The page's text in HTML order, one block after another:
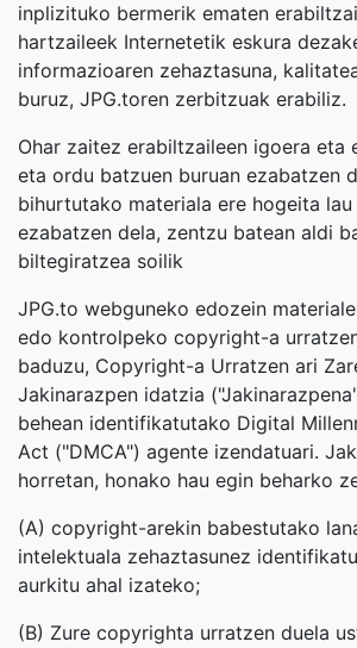
inplizituko bermerik ematen
hartzaileek Internetetik eskura
informazioaren zehaztasuna,
buruz, JPG.toren zerbitzuak erabiliz.
Ohar zaitez erabiltzaileen igoera eta
eta ordu batzuen buruan ezabatzen
bihurtutako materiala ere hogeita
ezabatzen dela, zentzu batean aldi
biltegiratzea soilik
JPG.to webguneko edozein
edo kontrolpeko copyright-a
baduzu, Copyright-a Urratzen ari
Jakinarazpen idatzia
behean identifikatutako Digital
Act ("DMCA") agente izendatuari.
horretan, honako hau egin beharko
(A) copyright-arekin babestutako
intelektuala zehaztasunez
aurkitu ahal izateko;
(B) Zure copyrighta urratzen duela